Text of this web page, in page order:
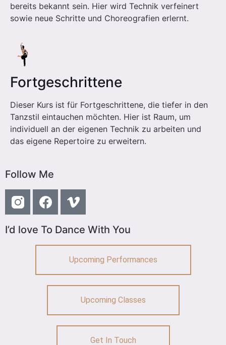
bereits bekannt sein. Hier wird Technik verfeinert
sowie neue Schritte und Choreografien erlernt.
Fortgeschrittene
Dieser Kurs ist für Fortgeschrittene, die tiefer in den
Tanzstil eintauchen möchten. Hier ist Raum, um
individuell an der eigenen Technik zu arbeiten und
das eigene Repertoire zu erweitern.
I’d love To Dance With You
Upcoming Performances
Upcoming Classes
Get In Touch
Follow Me